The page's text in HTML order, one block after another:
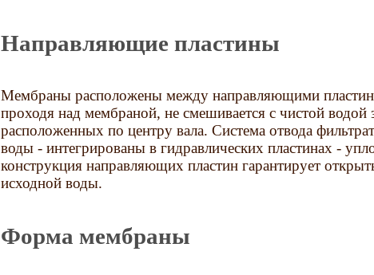
Направляющие пластины
Мембраны расположены между направляющими
проходя над мембраной, не смешивается с чистой водой
расположенных по центру вала. Система отвода
воды - интегрированы в гидравлических пластинах -
конструкция направляющих пластин гарантирует
исходной воды.
Форма мембраны